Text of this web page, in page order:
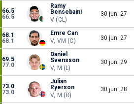
66.5
66.5
Ramy
Bensebaini
V (CL)
30 jun. 27
68.1
68.1
Emre Can
V, VM (C)
30 jun. 27
69.5
77.0
Daniel
Svensson
V, M (L)
30 jun. 29
73.0
73.0
Julian
Ryerson
V, M (R)
30 jun. 28